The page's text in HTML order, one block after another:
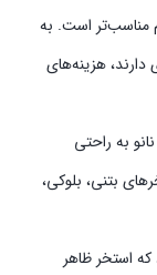
مناسب‌تر است. به
دارند، هزینه‌های
به راحتی
بتنی، بلوکی،
استخر ظاهر